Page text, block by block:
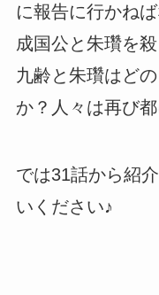
に報告に行かねば
成国公と朱瓚を
九齢と朱瓚はど
か？人々は再び都
では31話から紹
いください♪